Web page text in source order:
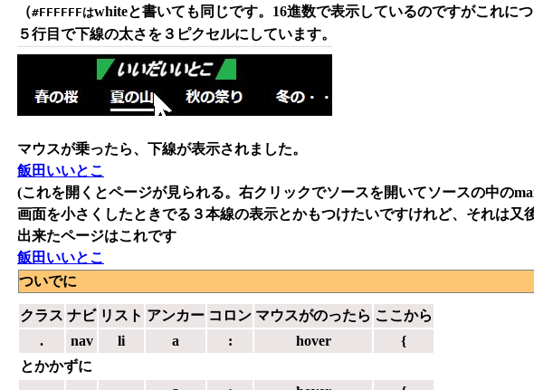
（#FFFFFFはwhiteと書いても同じです。16進数で表示しているのですがこれにつ
５行目で下線の太さを３ピクセルにしています。
マウスが乗ったら、下線が表示されました。
飯田いいとこ
(これを開くとページが見られる。右クリックでソースを開いてソースの中の
画面を小さくしたときでる３本線の表示とかもつけたいですけれど、それは又
出来たページはこれです
飯田いいとこ
ついでに
クラス ナビ リスト アンカー コロン マウスがのったら ここから
.
nav li a : hover
{
とかかずに